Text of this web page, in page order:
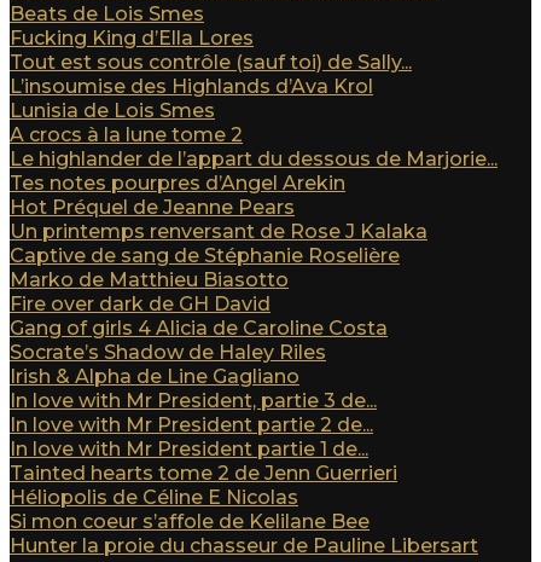
Beats de Lois Smes
Fucking King d’Ella Lores
Tout est sous contrôle (sauf toi) de Sally...
L’insoumise des Highlands d’Ava Krol
Lunisia de Lois Smes
A crocs à la lune tome 2
Le highlander de l’appart du dessous de Marjorie...
Tes notes pourpres d’Angel Arekin
Hot Préquel de Jeanne Pears
Un printemps renversant de Rose J Kalaka
Captive de sang de Stéphanie Roselière
Marko de Matthieu Biasotto
Fire over dark de GH David
Gang of girls 4 Alicia de Caroline Costa
Socrate’s Shadow de Haley Riles
Irish & Alpha de Line Gagliano
In love with Mr President, partie 3 de...
In love with Mr President partie 2 de...
In love with Mr President partie 1 de...
Tainted hearts tome 2 de Jenn Guerrieri
Héliopolis de Céline E Nicolas
Si mon coeur s’affole de Kelilane Bee
Hunter la proie du chasseur de Pauline Libersart